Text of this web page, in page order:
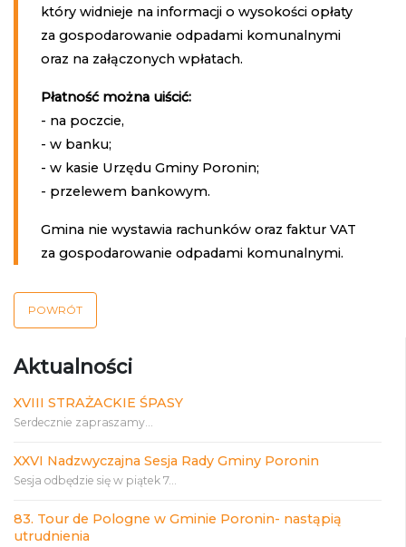
Aktualności
XVIII STRAŻACKIE ŚPASY
Serdecznie zapraszamy...
XXVI Nadzwyczajna Sesja Rady Gminy Poronin
Sesja odbędzie się w piątek 7...
83. Tour de Pologne w Gminie Poronin- nastąpią
utrudnienia
który widnieje na informacji o wysokości opłaty
za gospodarowanie odpadami komunalnymi
oraz na załączonych wpłatach.
Płatność można uiścić:
- na poczcie,
- w banku;
- w kasie Urzędu Gminy Poronin;
- przelewem bankowym.
Gmina nie wystawia rachunków oraz faktur VAT
za gospodarowanie odpadami komunalnymi.
POWRÓT